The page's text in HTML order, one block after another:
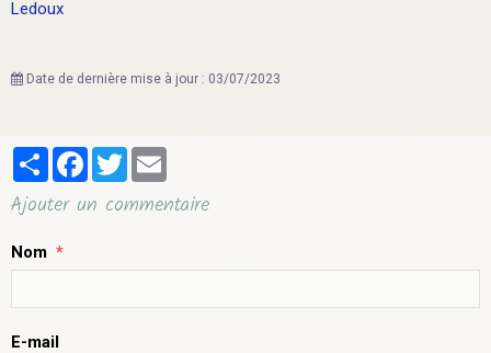
Ledoux
Date de dernière mise à jour : 03/07/2023
PartagerFacebook
Twitter
Ajouter un commentaire
Nom
E-mail